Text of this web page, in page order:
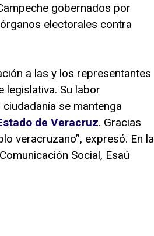
gobernados por
electorales contra
a las y los representantes
legislativa. Su labor
se mantenga
de Veracruz. Gracias
veracruzano”, expresó. En la
Social, Esaú